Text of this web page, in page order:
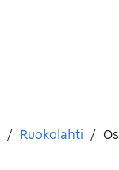
/ Ruokolahti /